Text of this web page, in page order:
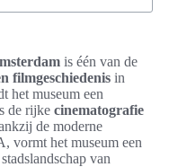
is één van de
filmgeschiedenis in
het museum een
de rijke cinematografie
de moderne
vormt het museum een
van